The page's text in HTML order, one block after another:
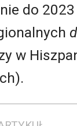
do
w